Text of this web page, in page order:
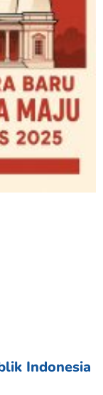
Indonesia